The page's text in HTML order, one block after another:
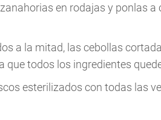
en rodajas y ponlas
a la mitad, las cebollas
que todos los ingredientes
esterilizados con todas las